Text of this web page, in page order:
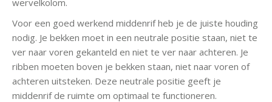
Voor een goed werkend middenrif heb je de juiste houding
nodig. Je bekken moet in een neutrale positie staan, niet te
ver naar voren gekanteld en niet te ver naar achteren. Je
ribben moeten boven je bekken staan, niet naar voren of
achteren uitsteken. Deze neutrale positie geeft je
middenrif de ruimte om optimaal te functioneren.